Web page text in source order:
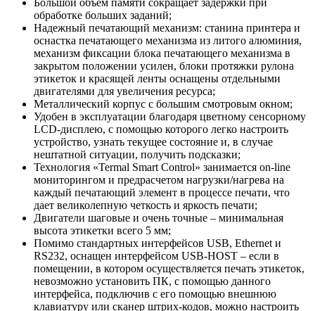
обработке больших заданий;
Надежный печатающий механизм: станина принтера и
оснастка печатающего механизма из литого алюминия,
механизм фиксации блока печатающего механизма в
закрытом положении усилен, блоки протяжки рулона
этикеток и красящей ленты оснащены отдельными
двигателями для увеличения ресурса;
Металлический корпус с большим смотровым окном;
Удобен в эксплуатации благодаря цветному сенсорному
LCD-дисплею, с помощью которого легко настроить
устройство, узнать текущее состояние и, в случае
нештатной ситуации, получить подсказки;
Технология «Termal Smart Control» занимается on-line
мониторингом и предрасчетом нагрузки/нагрева на
каждый печатающий элемент в процессе печати, что
дает великолепную четкость и яркость печати;
Двигатели шаговые и очень точные – минимальная
высота этикетки всего 5 мм;
Помимо стандартных интерфейсов USB, Ethernet и
RS232, оснащен интерфейсом USB-HOST – если в
помещении, в котором осуществляется печать этикеток,
невозможно установить ПК, с помощью данного
интерфейса, подключив с его помощью внешнюю
клавиатуру или сканер штрих-кодов, можно настроить